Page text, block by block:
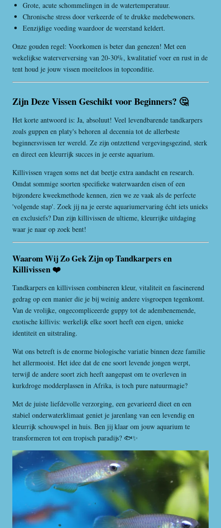
Grote, acute schommelingen in de watertemperatuur.
Chronische stress door verkeerde of te drukke medebewoners.
Eenzijdige voeding waardoor de weerstand keldert.
Onze gouden regel: Voorkomen is beter dan genezen! Met een
wekelijkse waterverversing van 20-30%, kwalitatief voer en rust in de
tent houd je jouw vissen moeiteloos in topconditie.
Zijn Deze Vissen Geschikt voor Beginners? 🤔
Het korte antwoord is: Ja, absoluut! Veel levendbarende tandkarpers
zoals guppen en platy's behoren al decennia tot de allerbeste
beginnersvissen ter wereld. Ze zijn ontzettend vergevingsgezind, sterk
en direct een kleurrijk succes in je eerste aquarium.
Killivissen vragen soms net dat beetje extra aandacht en research.
Omdat sommige soorten specifieke waterwaarden eisen of een
bijzondere kweekmethode kennen, zien we ze vaak als de perfecte
'volgende stap'. Zoek jij na je eerste aquariumervaring écht iets unieks
en exclusiefs? Dan zijn killivissen de ultieme, kleurrijke uitdaging
waar je naar op zoek bent!
Waarom Wij Zo Gek Zijn op Tandkarpers en
Killivissen ❤️
Tandkarpers en killivissen combineren kleur, vitaliteit en fascinerend
gedrag op een manier die je bij weinig andere visgroepen tegenkomt.
Van de vrolijke, ongecompliceerde guppy tot de adembenemende,
exotische killivis: werkelijk elke soort heeft een eigen, unieke
identiteit en uitstraling.
Wat ons betreft is de enorme biologische variatie binnen deze familie
het allermooist. Het idee dat de ene soort levende jongen werpt,
terwijl de andere soort zich heeft aangepast om te overleven in
kurkdroge modderplassen in Afrika, is toch pure natuurmagie?
Met de juiste liefdevolle verzorging, een gevarieerd dieet en een
stabiel onderwaterklimaat geniet je jarenlang van een levendig en
kleurrijk schouwspel in huis. Ben jij klaar om jouw aquarium te
transformeren tot een tropisch paradijs? 🐟✨